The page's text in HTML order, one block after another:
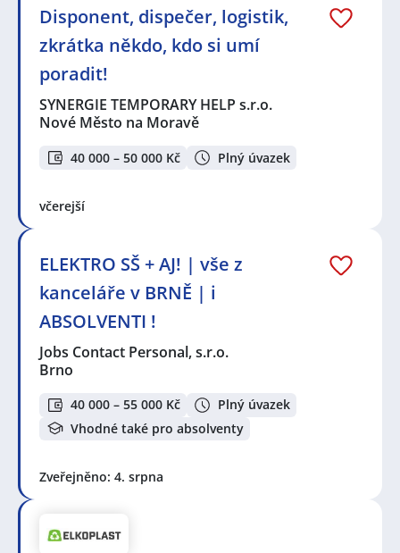
Disponent, dispečer, logistik,
zkrátka někdo, kdo si umí
poradit!
SYNERGIE TEMPORARY HELP s.r.o.
Nové Město na Moravě
40 000 – 50 000 Kč Plný úvazek
včerejší
ELEKTRO SŠ + AJ! | vše z
kanceláře v BRNĚ | i
ABSOLVENTI !
Jobs Contact Personal, s.r.o.
Brno
40 000 – 55 000 Kč
Plný úvazek
Vhodné také pro absolventy
Zveřejněno: 4. srpna